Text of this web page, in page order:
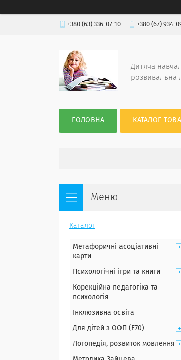
+380 (63) 336-07-10 +380 (67) 934-
Дитяча
розвивальна
ГОЛОВНА КАТАЛОГ
Каталог
Метафоричні асоціативні
карти
Психологічні ігри та книги
Корекційна педагогіка та
психологія
Інклюзивна освіта
Для дітей з ООП (F70)
Логопедія, розвиток мовлення